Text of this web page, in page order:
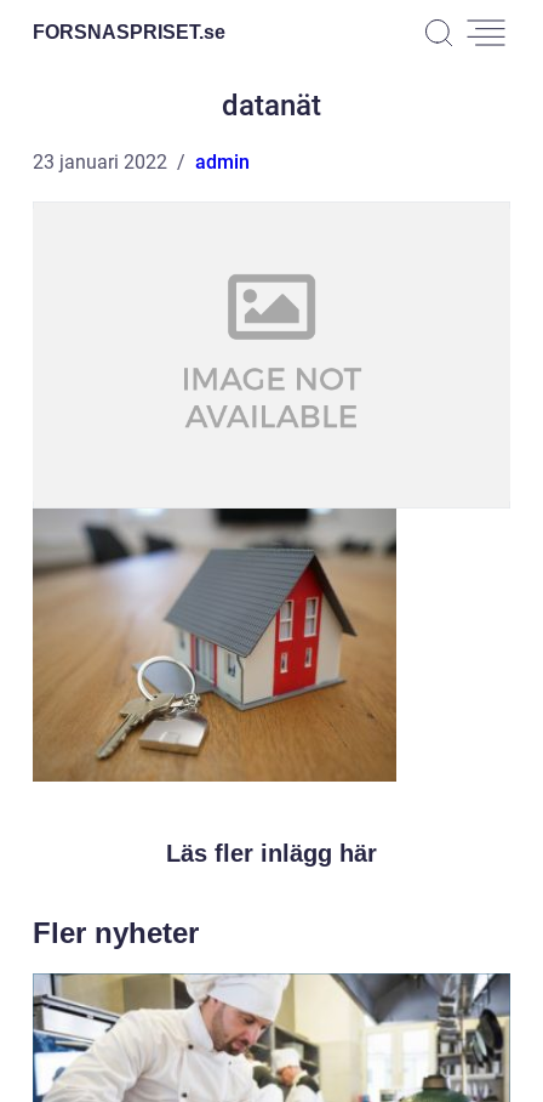
FORSNASPRISET.se
datanät
23 januari 2022 admin
Läs fler inlägg här
Fler nyheter